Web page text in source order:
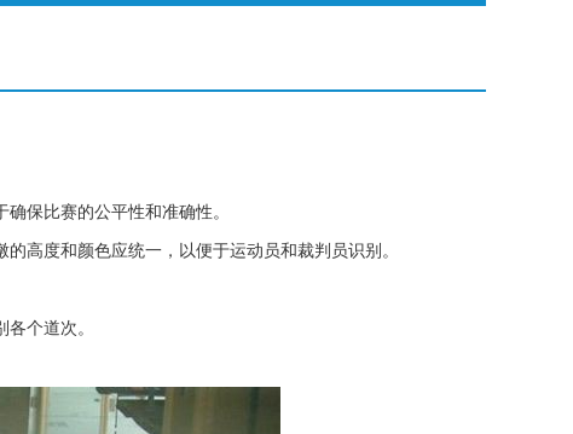
保比赛的公平性和准确性。
高度和颜色应统一，以便于运动员和裁判员识别。
个道次。